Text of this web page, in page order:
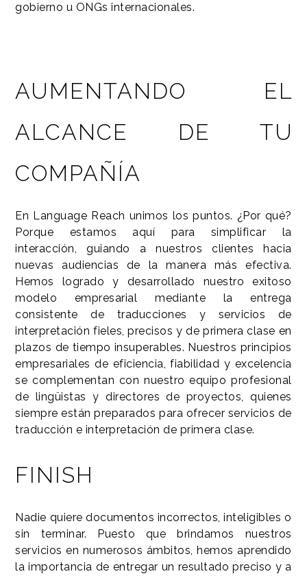
gobierno u ONGs internacionales.
AUMENTANDO EL
ALCANCE DE TU
COMPAÑÍA
En Language Reach unimos los puntos. ¿Por qué?
Porque estamos aquí para simplificar la
interacción, guiando a nuestros clientes hacia
nuevas audiencias de la manera más efectiva.
Hemos logrado y desarrollado nuestro exitoso
modelo empresarial mediante la entrega
consistente de traducciones y servicios de
interpretación fieles, precisos y de primera clase en
plazos de tiempo insuperables. Nuestros principios
empresariales de eficiencia, fiabilidad y excelencia
se complementan con nuestro equipo profesional
de lingüistas y directores de proyectos, quienes
siempre están preparados para ofrecer servicios de
traducción e interpretación de primera clase.
FINISH
Nadie quiere documentos incorrectos, inteligibles o
sin terminar. Puesto que brindamos nuestros
servicios en numerosos ámbitos, hemos aprendido
la importancia de entregar un resultado preciso y a